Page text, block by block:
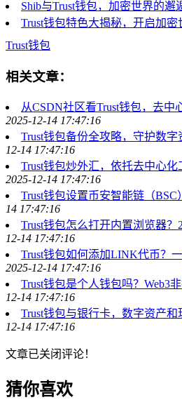
Shib与Trust钱包，加密世界的邂
Trust钱包特色大揭秘，开启加密
Trust钱包
相关文章：
从CSDN社区看Trust钱包，去中
2025-12-14 17:47:16
Trust钱包备份全攻略，守护数
12-14 17:47:16
Trust钱包炒外汇，依托去中心
2025-12-14 17:47:16
Trust钱包设置币安智能链（
14 17:47:16
Trust钱包怎么打开内置浏览器？
12-14 17:47:16
Trust钱包如何添加LINK代币？
2025-12-14 17:47:16
Trust钱包是个人钱包吗？Web3
12-14 17:47:16
Trust钱包与银行卡，数字资产
12-14 17:47:16
文章已关闭评论！
猜你喜欢